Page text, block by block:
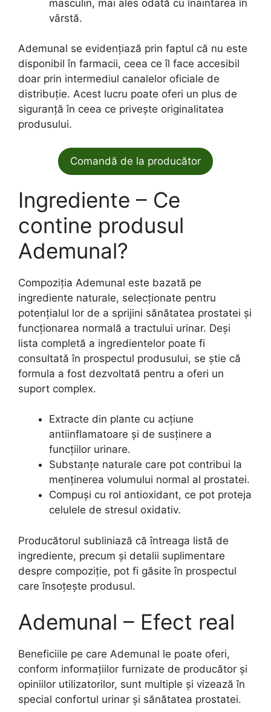
masculin, mai ales odată cu înaintarea în
vârstă.
Ademunal se evidențiază prin faptul că nu este
disponibil în farmacii, ceea ce îl face accesibil
doar prin intermediul canalelor oficiale de
distribuție. Acest lucru poate oferi un plus de
siguranță în ceea ce privește originalitatea
produsului.
Comandă de la producător
Ingrediente – Ce
contine produsul
Ademunal?
Compoziția Ademunal este bazată pe
ingrediente naturale, selecționate pentru
potențialul lor de a sprijini sănătatea prostatei și
funcționarea normală a tractului urinar. Deși
lista completă a ingredientelor poate fi
consultată în prospectul produsului, se știe că
formula a fost dezvoltată pentru a oferi un
suport complex.
Extracte din plante cu acțiune
antiinflamatoare și de susținere a
funcțiilor urinare.
Substanțe naturale care pot contribui la
menținerea volumului normal al prostatei.
Compuși cu rol antioxidant, ce pot proteja
celulele de stresul oxidativ.
Producătorul subliniază că întreaga listă de
ingrediente, precum și detalii suplimentare
despre compoziție, pot fi găsite în prospectul
care însoțește produsul.
Ademunal – Efect real
Beneficiile pe care Ademunal le poate oferi,
conform informațiilor furnizate de producător și
opiniilor utilizatorilor, sunt multiple și vizează în
special confortul urinar și sănătatea prostatei.